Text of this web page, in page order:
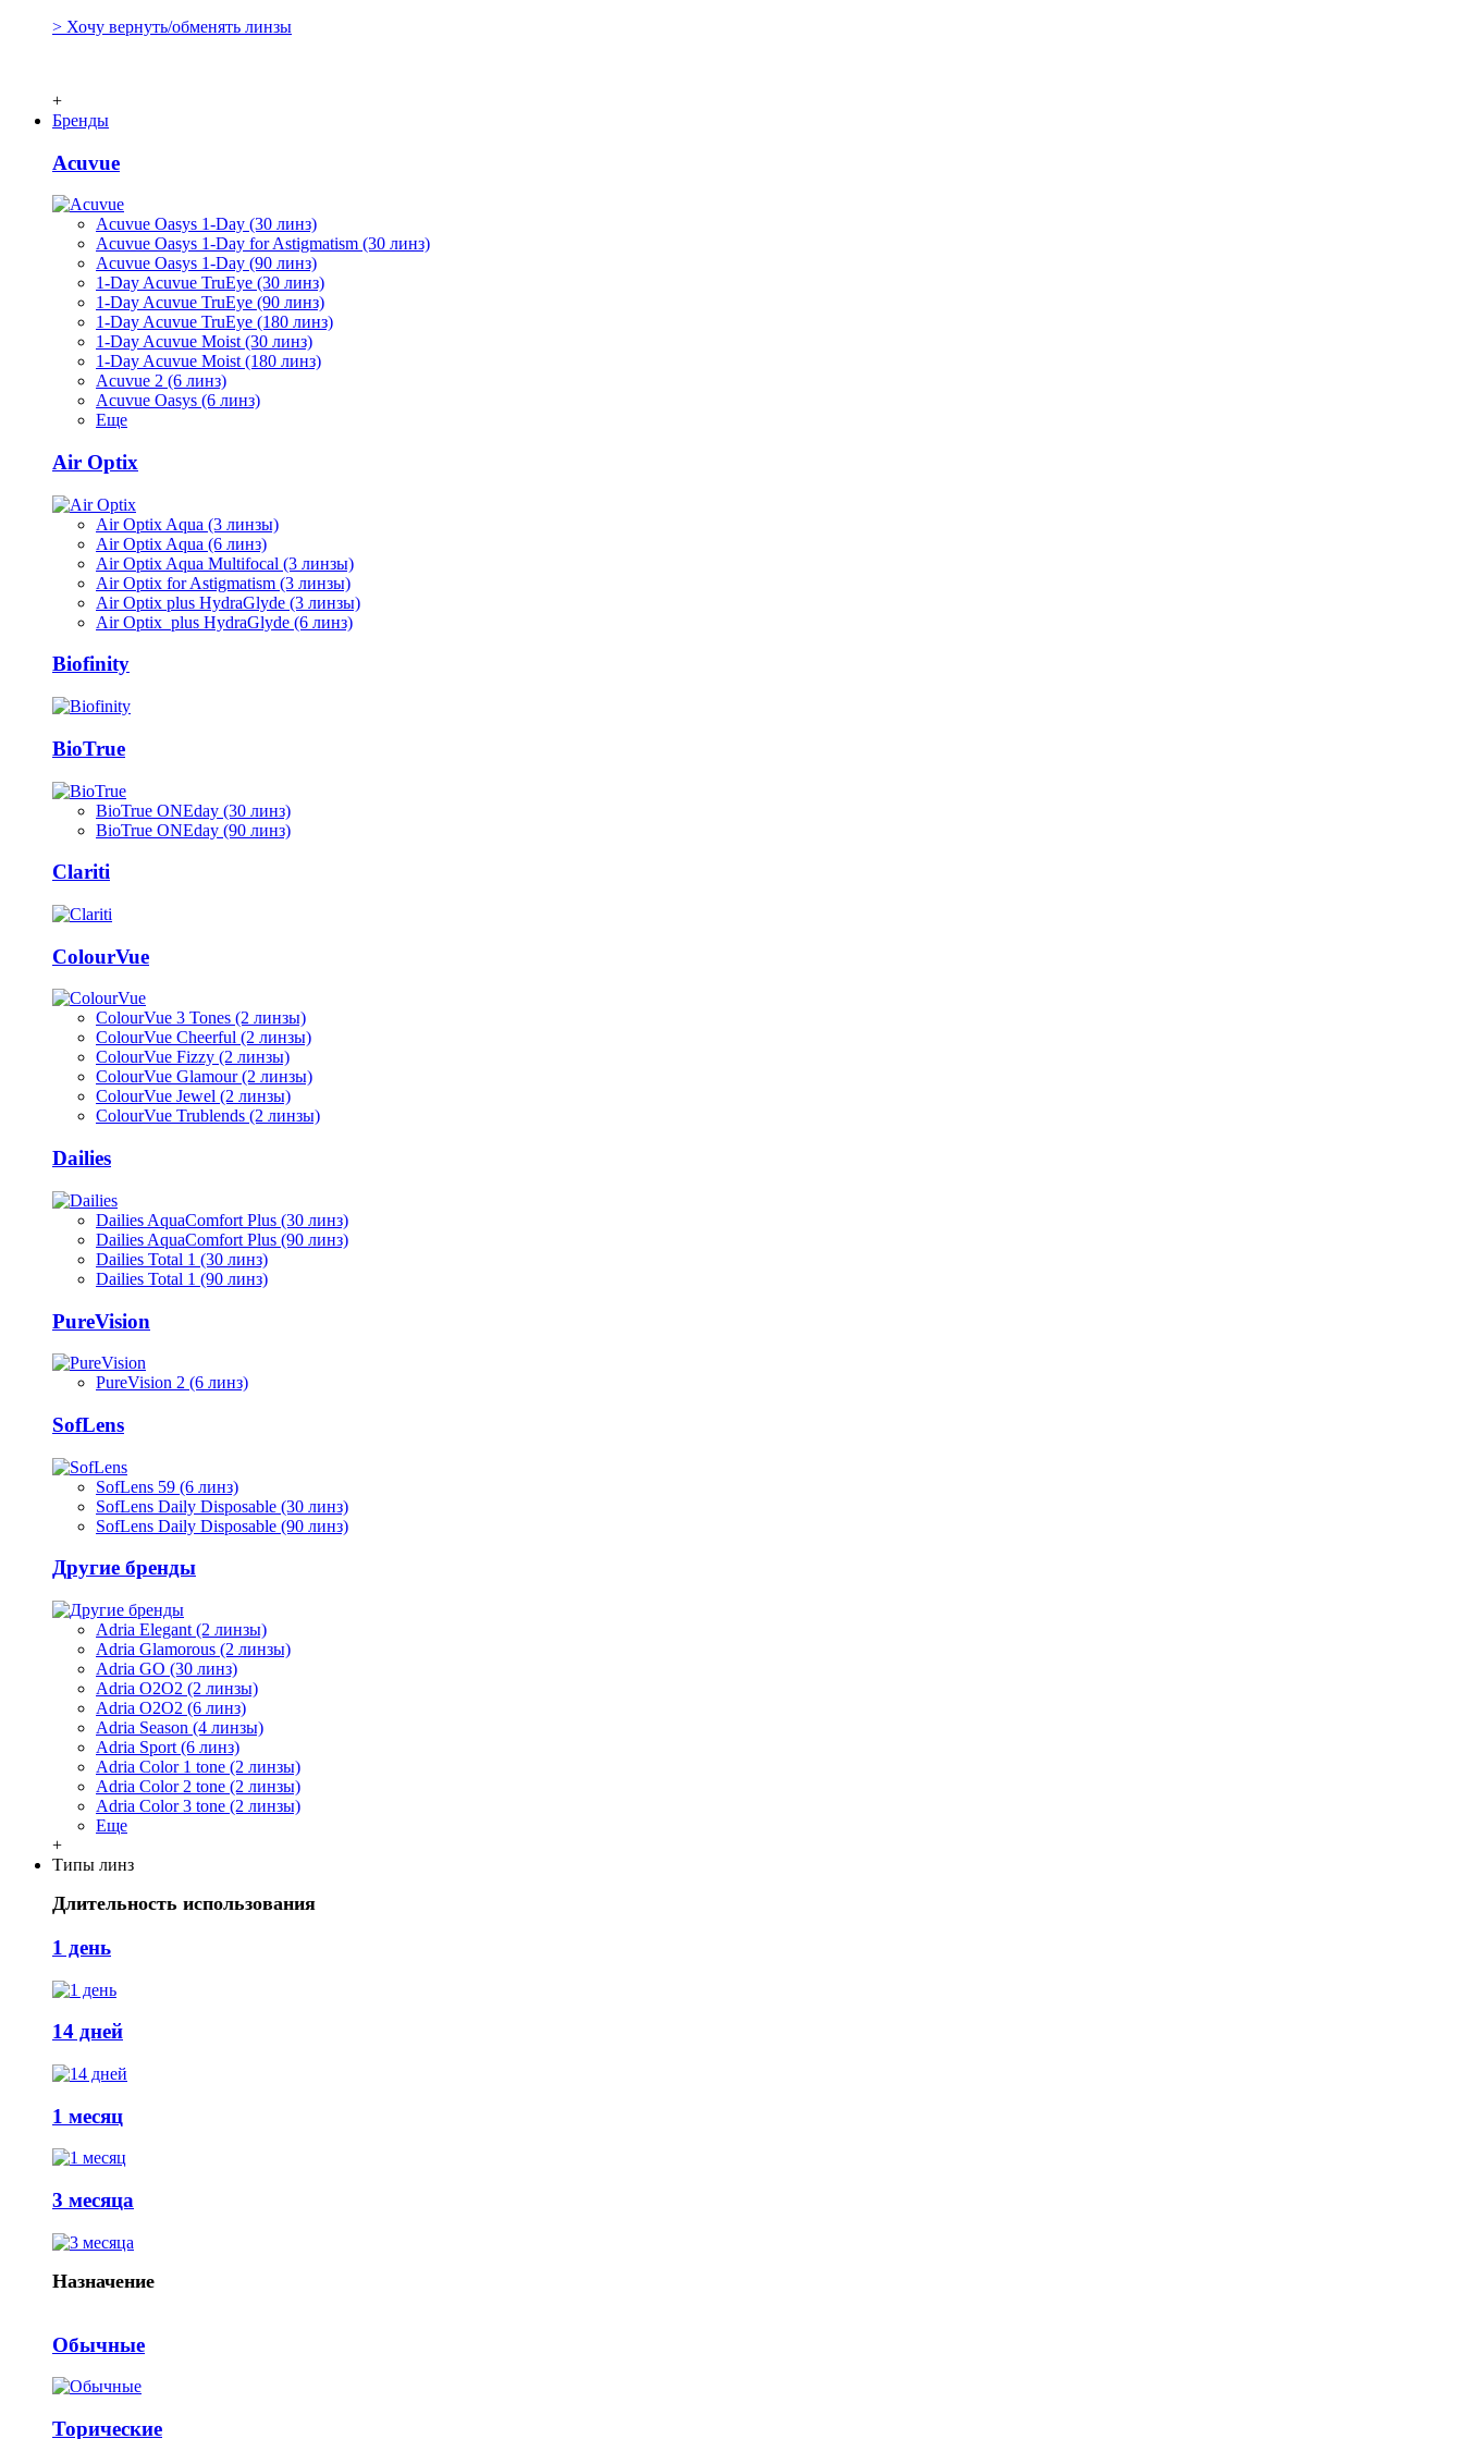
> Хочу вернуть/обменять линзы
+
Бренды
Acuvue
Acuvue Oasys 1-Day (30 линз)
Acuvue Oasys 1-Day for Astigmatism (30 линз)
Acuvue Oasys 1-Day (90 линз)
1-Day Acuvue TruEye (30 линз)
1-Day Acuvue TruEye (90 линз)
1-Day Acuvue TruEye (180 линз)
1-Day Acuvue Moist (30 линз)
1-Day Acuvue Moist (180 линз)
Acuvue 2 (6 линз)
Acuvue Oasys (6 линз)
Еще
Air Optix
Air Optix Aqua (3 линзы)
Air Optix Aqua (6 линз)
Air Optix Aqua Multifocal (3 линзы)
Air Optix for Astigmatism (3 линзы)
Air Optix plus HydraGlyde (3 линзы)
Air Optix plus HydraGlyde (6 линз)
Biofinity
BioTrue
BioTrue ONEday (30 линз)
BioTrue ONEday (90 линз)
Clariti
ColourVue
ColourVue 3 Tones (2 линзы)
ColourVue Cheerful (2 линзы)
ColourVue Fizzy (2 линзы)
ColourVue Glamour (2 линзы)
ColourVue Jewel (2 линзы)
ColourVue Trublends (2 линзы)
Dailies
Dailies AquaComfort Plus (30 линз)
Dailies AquaComfort Plus (90 линз)
Dailies Total 1 (30 линз)
Dailies Total 1 (90 линз)
PureVision
PureVision 2 (6 линз)
SofLens
SofLens 59 (6 линз)
SofLens Daily Disposable (30 линз)
SofLens Daily Disposable (90 линз)
Другие бренды
Adria Elegant (2 линзы)
Adria Glamorous (2 линзы)
Adria GO (30 линз)
Adria O2O2 (2 линзы)
Adria O2O2 (6 линз)
Adria Season (4 линзы)
Adria Sport (6 линз)
Adria Сolor 1 tone (2 линзы)
Adria Сolor 2 tone (2 линзы)
Adria Сolor 3 tone (2 линзы)
Еще
+
Типы линз
Длительность использования
1 день
14 дней
1 месяц
3 месяца
Назначение
Обычные
Торические